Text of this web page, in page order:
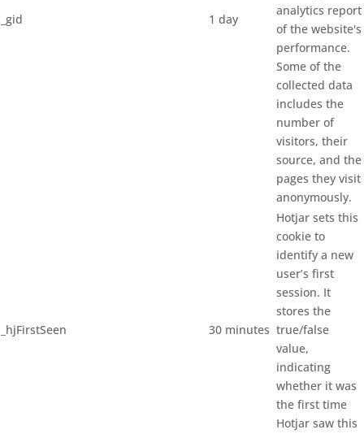
_gid 1 day
analytics report
of the website's
performance.
Some of the
collected data
includes the
number of
visitors, their
source, and the
pages they visit
anonymously.
_hjFirstSeen 30 minutes
Hotjar sets this
cookie to
identify a new
user’s first
session. It
stores the
true/false
value,
indicating
whether it was
the first time
Hotjar saw this